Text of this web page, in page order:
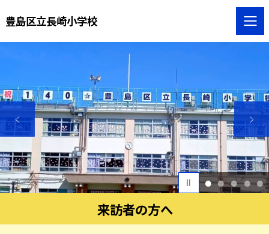
豊島区立長崎小学校
1 2 3 4 5
来訪者の方へ